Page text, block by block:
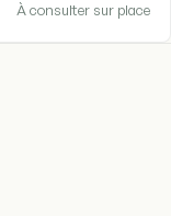
À consulter sur place